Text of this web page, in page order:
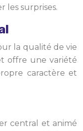
les surprises.
la qualité de vie
offre une variété
caractère et
central et animé